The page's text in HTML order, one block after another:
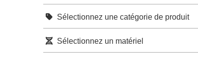
Sélectionnez une catégorie de produit
Sélectionnez un matériel